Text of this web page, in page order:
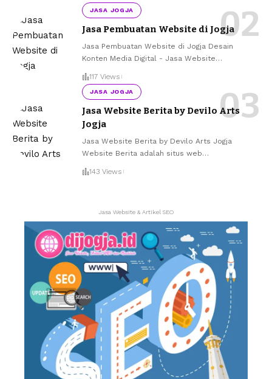
JASA JOGJA
Jasa Pembuatan Website di Jogja
Jasa Pembuatan Website di Jogja Desain
Konten Media Digital - Jasa Website…
117 Views
JASA JOGJA
Jasa Website Berita by Devilo Arts
Jogja
Jasa Website Berita by Devilo Arts Jogja
Website Berita adalah situs web…
143 Views
Jasa Website & Artikel SEO